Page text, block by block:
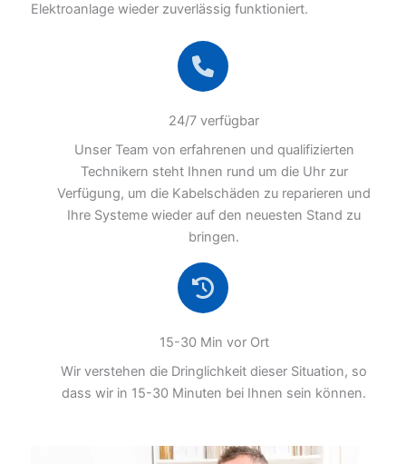
Elektroanlage wieder zuverlässig funktioniert.
24/7 verfügbar
Unser Team von erfahrenen und qualifizierten
Technikern steht Ihnen rund um die Uhr zur
Verfügung, um die Kabelschäden zu reparieren und
Ihre Systeme wieder auf den neuesten Stand zu
bringen.
15-30 Min vor Ort
Wir verstehen die Dringlichkeit dieser Situation, so
dass wir in 15-30 Minuten bei Ihnen sein können.